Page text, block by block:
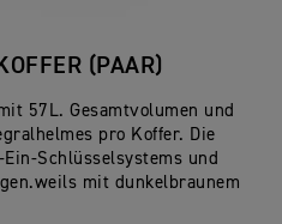
(PAAR)
57L. Gesamtvolumen und
pro Koffer. Die
Schlüsselsystems und
mit dunkelbraunem